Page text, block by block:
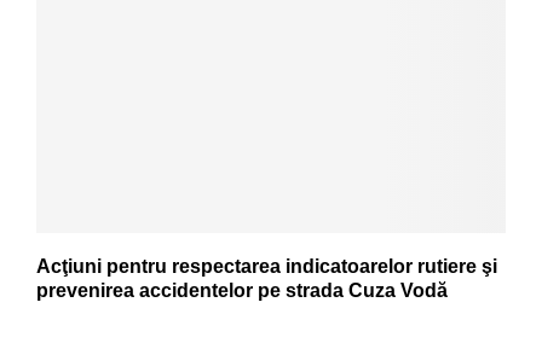
Acţiuni pentru respectarea indicatoarelor rutiere şi
prevenirea accidentelor pe strada Cuza Vodă